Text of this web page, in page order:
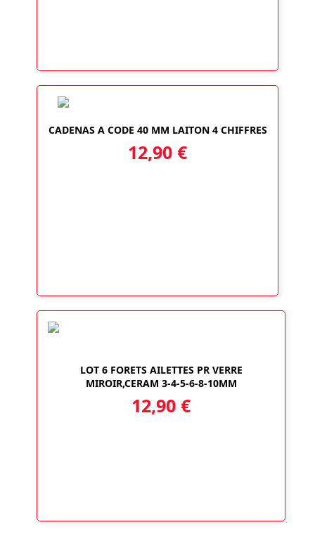
CADENAS A CODE 40 MM LAITON 4 CHIFFRES
12,90 €
LOT 6 FORETS AILETTES PR VERRE
MIROIR,CERAM 3-4-5-6-8-10MM
12,90 €